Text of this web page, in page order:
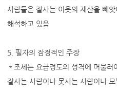
사람들은 잘사는 이웃의 재산을 빼
해석하고 있음
5. 필자의 잠정적인 주장
＊조세는 요금정도의 성격에 머물
잘사는 사람이나 못사는 사람이나 모